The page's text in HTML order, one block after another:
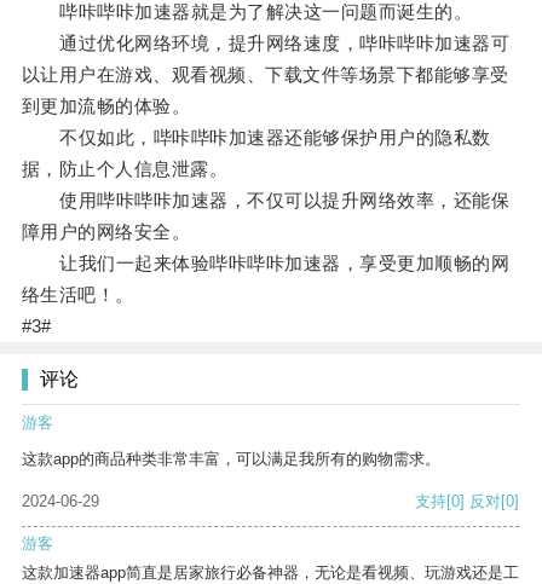
哔咔哔咔加速器就是为了解决这一问题而诞生的。
通过优化网络环境，提升网络速度，哔咔哔咔加速器可
以让用户在游戏、观看视频、下载文件等场景下都能够享受
到更加流畅的体验。
不仅如此，哔咔哔咔加速器还能够保护用户的隐私数
据，防止个人信息泄露。
使用哔咔哔咔加速器，不仅可以提升网络效率，还能保
障用户的网络安全。
让我们一起来体验哔咔哔咔加速器，享受更加顺畅的网
络生活吧！。
#3#
评论
游客
这款app的商品种类非常丰富，可以满足我所有的购物需求。
2024-06-29 支持[0] 反对[0]
游客
这款加速器app简直是居家旅行必备神器，无论是看视频、玩游戏还是工